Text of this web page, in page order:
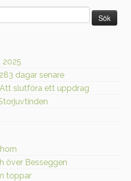
2025
dagar senare
slutföra ett uppdrag
över Besseggen
toppar